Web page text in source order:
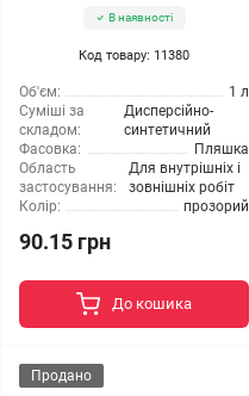
В наявності
Код товару: 11380
Об'єм:
1 л
Суміші за
складом:
Дисперсійно-
синтетичний
Фасовка:
Пляшка
Область
застосування:
Для внутрішніх і
зовнішніх робіт
Колір:
прозорий
90.15 грн
До кошика
Продано